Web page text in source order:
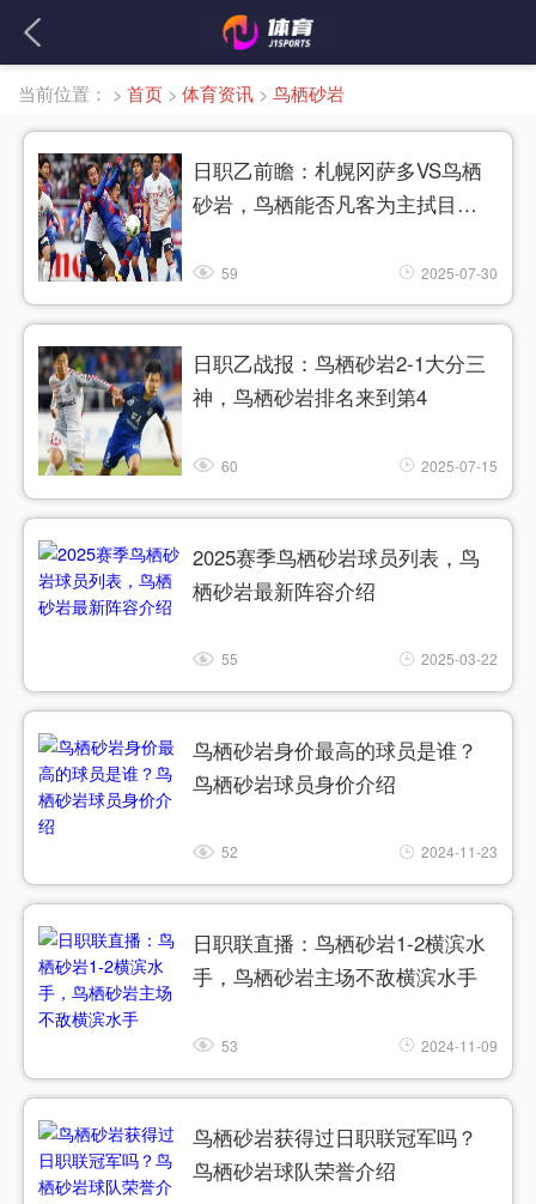
当前位置： > 首页 > 体育资讯 > 鸟栖砂岩
日职乙前瞻：札幌冈萨多VS鸟栖
砂岩，鸟栖能否凡客为主拭目以
59 2025-07-30
日职乙战报：鸟栖砂岩2-1大分三
神，鸟栖砂岩排名来到第4
60 2025-07-15
2025赛季鸟栖砂岩球员列表，鸟
栖砂岩最新阵容介绍
55 2025-03-22
鸟栖砂岩身价最高的球员是谁？
鸟栖砂岩球员身价介绍
52 2024-11-23
日职联直播：鸟栖砂岩1-2横滨水
手，鸟栖砂岩主场不敌横滨水手
53 2024-11-09
鸟栖砂岩获得过日职联冠军吗？
鸟栖砂岩球队荣誉介绍